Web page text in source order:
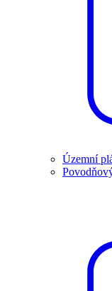
Územní